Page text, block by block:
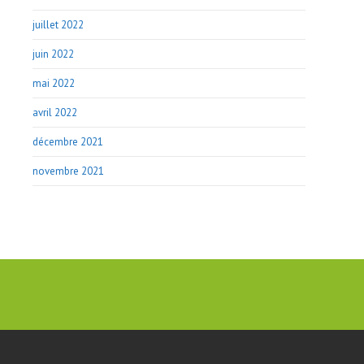
juillet 2022
juin 2022
mai 2022
avril 2022
décembre 2021
novembre 2021